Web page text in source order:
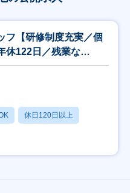
フ【研修制度充実／個
休122日／残業な
休日120日以上